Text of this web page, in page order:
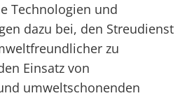
Technologien und
dazu bei, den Streudienst
zu
Einsatz von
umweltschonenden